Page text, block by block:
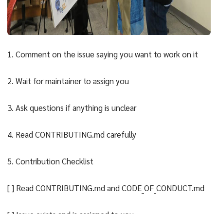
1. Comment on the issue saying you want to work on it
2. Wait for maintainer to assign you
3. Ask questions if anything is unclear
4. Read CONTRIBUTING.md carefully
5. Contribution Checklist
[ ] Read CONTRIBUTING.md and CODE_OF_CONDUCT.md